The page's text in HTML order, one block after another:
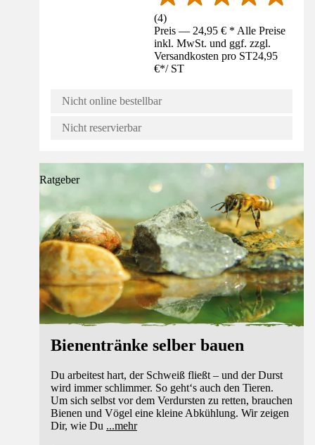
(4)
Preis — 24,95 € * Alle Preise
inkl. MwSt. und ggf. zzgl.
Versandkosten pro ST24,95
€*/ ST
Nicht online bestellbar
Nicht reservierbar
Ratgeber
Bienentränke selber bauen
Du arbeitest hart, der Schweiß fließt – und der Durst
wird immer schlimmer. So geht‘s auch den Tieren.
Um sich selbst vor dem Verdursten zu retten, brauchen
Bienen und Vögel eine kleine Abkühlung. Wir zeigen
Dir, wie Du ...mehr